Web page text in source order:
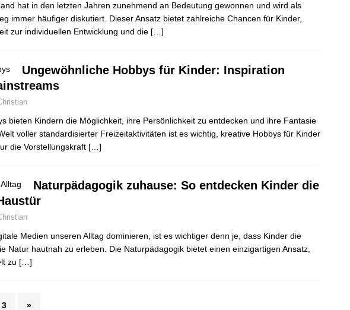
hat in den letzten Jahren zunehmend an Bedeutung gewonnen und wird als
immer häufiger diskutiert. Dieser Ansatz bietet zahlreiche Chancen für Kinder,
zur individuellen Entwicklung und die […]
Ungewöhnliche Hobbys für Kinder: Inspiration
bieten Kindern die Möglichkeit, ihre Persönlichkeit zu entdecken und ihre Fantasie
voller standardisierter Freizeitaktivitäten ist es wichtig, kreative Hobbys für Kinder
die Vorstellungskraft […]
Naturpädagogik zuhause: So entdecken Kinder die
Medien unseren Alltag dominieren, ist es wichtiger denn je, dass Kinder die
Natur hautnah zu erleben. Die Naturpädagogik bietet einen einzigartigen Ansatz,
zu […]
3 »